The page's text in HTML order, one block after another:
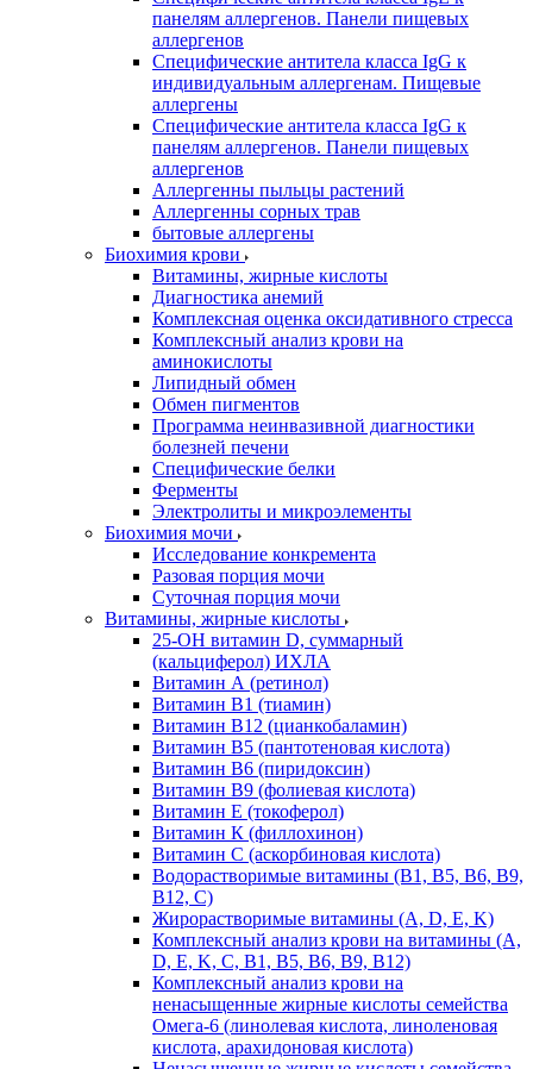
панелям аллергенов. Панели пищевых
аллергенов
Специфические антитела класса IgG к
индивидуальным аллергенам. Пищевые
аллергены
Специфические антитела класса IgG к
панелям аллергенов. Панели пищевых
аллергенов
Аллергенны пыльцы растений
Аллергенны сорных трав
бытовые аллергены
Биохимия крови
Витамины, жирные кислоты
Диагностика анемий
Комплексная оценка оксидативного стресса
Комплексный анализ крови на
аминокислоты
Липидный обмен
Обмен пигментов
Программа неинвазивной диагностики
болезней печени
Специфические белки
Ферменты
Электролиты и микроэлементы
Биохимия мочи
Исследование конкремента
Разовая порция мочи
Суточная порция мочи
Витамины, жирные кислоты
25-OH витамин D, суммарный
(кальциферол) ИХЛА
Витамин А (ретинол)
Витамин В1 (тиамин)
Витамин В12 (цианкобаламин)
Витамин В5 (пантотеновая кислота)
Витамин В6 (пиридоксин)
Витамин В9 (фолиевая кислота)
Витамин Е (токоферол)
Витамин К (филлохинон)
Витамин С (аскорбиновая кислота)
Водорастворимые витамины (B1, B5, B6, В9,
В12, С)
Жирорастворимые витамины (A, D, E, K)
Комплексный анализ крови на витамины (A,
D, E, K, C, B1, B5, B6, В9, B12)
Комплексный анализ крови на
ненасыщенные жирные кислоты семейства
Омега-6 (линолевая кислота, линоленовая
кислота, арахидоновая кислота)